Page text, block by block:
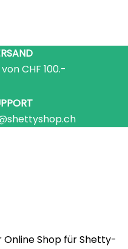
CHF 100.-
Online Shop für Shetty-